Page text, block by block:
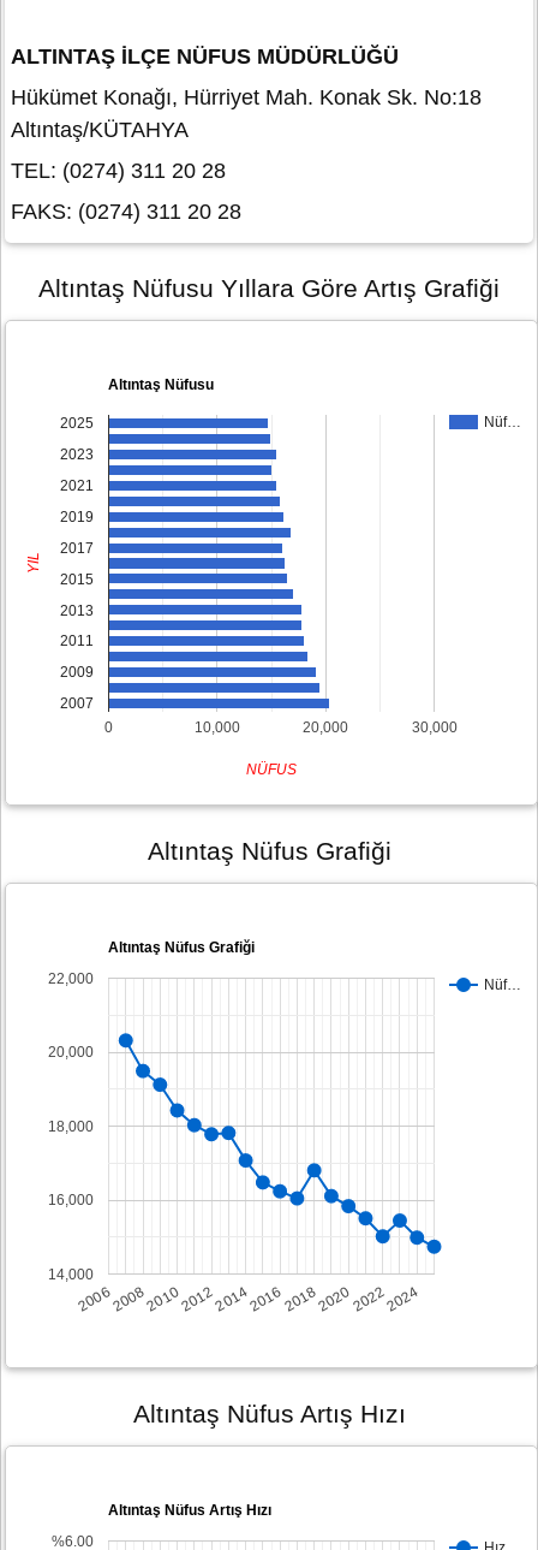
ALTINTAŞ İLÇE NÜFUS MÜDÜRLÜĞÜ
Hükümet Konağı, Hürriyet Mah. Konak Sk. No:18
Altıntaş/KÜTAHYA
TEL: (0274) 311 20 28
FAKS: (0274) 311 20 28
Altıntaş Nüfusu Yıllara Göre Artış Grafiği
Altıntaş Nüfusu
Nüf…
0 10,000 20,000 30,000
2025
2023
2021
2019
2017
2015
2013
2011
2009
2007
NÜFUS
YIL
Altıntaş Nüfus Grafiği
Altıntaş Nüfus Grafiği
Nüf…
2006200820102012201420162018202020222024
14,000
16,000
18,000
20,000
22,000
Altıntaş Nüfus Artış Hızı
Altıntaş Nüfus Artış Hızı
%6.00